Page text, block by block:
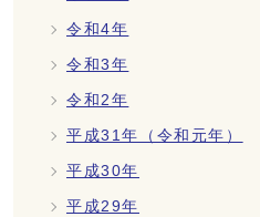
令和4年
令和3年
令和2年
平成31年（令和元年）
平成30年
平成29年